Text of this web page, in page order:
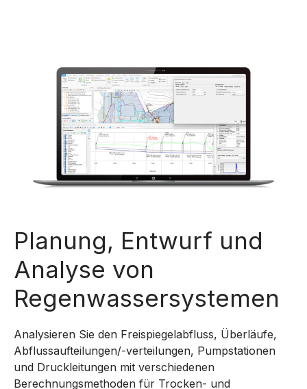
Planung, Entwurf und
Analyse von
Regenwassersystemen
Analysieren Sie den Freispiegelabfluss, Überläufe,
Abflussaufteilungen/-verteilungen, Pumpstationen
und Druckleitungen mit verschiedenen
Berechnungsmethoden für Trocken- und